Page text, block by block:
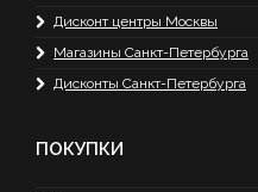
Дисконт центры Москвы
Магазины Санкт-Петербурга
Дисконты Санкт-Петербурга
ПОКУПКИ